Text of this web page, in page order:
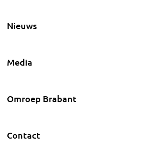
Nieuws
Media
Omroep Brabant
Contact